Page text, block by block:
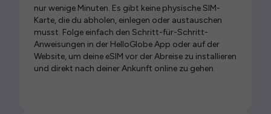
nur wenige Minuten. Es gibt keine physische SIM-
Karte, die du abholen, einlegen oder austauschen
musst. Folge einfach den Schritt-für-Schritt-
Anweisungen in der HelloGlobe App oder auf der
Website, um deine eSIM vor der Abreise zu installieren
und direkt nach deiner Ankunft online zu gehen.